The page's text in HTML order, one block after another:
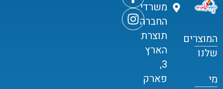
המוצרים
שלנו
מי
משרדי
החברה
תוצרת
הארץ
3,
פארק